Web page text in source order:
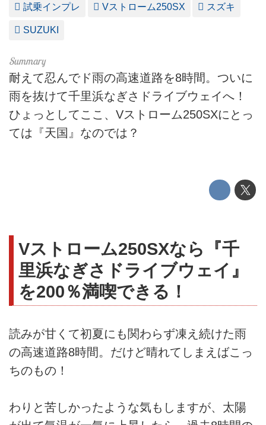
試乗インプレ Vストローム250SX スズキ
SUZUKI
耐えて忍んでド雨の高速道路を8時間。ついに
雨を抜けて千里浜なぎさドライブウェイへ！
ひょっとしてここ、Vストローム250SXにとっ
ては『天国』なのでは？
Vストローム250SXなら『千
里浜なぎさドライブウェイ』
を200％満喫できる！
読みが甘くて初夏にも関わらず凍え続けた雨
の高速道路8時間。だけど晴れてしまえばこっ
ちのもの！
わりと苦しかったような気もしますが、太陽